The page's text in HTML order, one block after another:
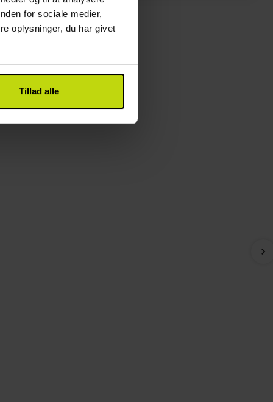
for sociale medier,
oplysninger, du har givet
Tillad alle